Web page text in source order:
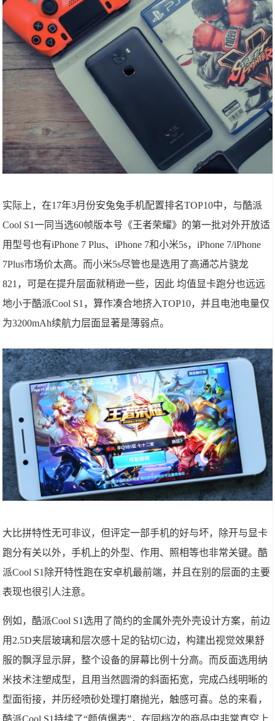
实际上，在17年3月份安兔兔手机配置排名TOP10中，与酷派
Cool S1一同当选60帧版本号《王者荣耀》的第一批对外开放适
用型号也有iPhone 7 Plus、iPhone 7和小米5s，iPhone 7/iPhone
7Plus市场价太高。而小米5s尽管也是选用了高通芯片骁龙
821，可是在提升层面就稍逊一些，因此 均值显卡跑分也远远
地小于酷派Cool S1，算作凑合地挤入TOP10，并且电池电量仅
为3200mAh续航力层面显著是薄弱点。
大比拼特性无可非议，但评定一部手机的好与坏，除开与显卡
跑分有关以外，手机上的外型、作用、照相等也非常关键。酷
派Cool S1除开特性跑在安卓机最前端，并且在别的层面的主要
表现也很引人注意。
例如，酷派Cool S1选用了简约的金属外壳外壳设计方案，前边
用2.5D夹层玻璃和层次感十足的钻切C边，构建出视觉效果舒
服的飘浮显示屏，整个设备的屏幕比例十分高。而反面选用纳
米技术注塑成型，且用当然圆滑的斜面拓宽，完成凸线明晰的
型面衔接，并历经喷砂处理打磨抛光，触感可喜。总的来看，